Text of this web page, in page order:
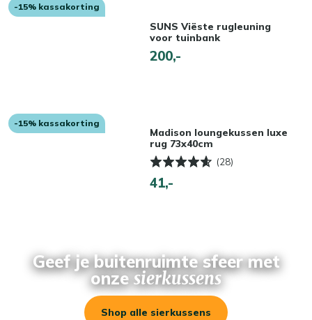
-15% kassakorting
SUNS Viëste rugleuning
voor tuinbank
200,-
-15% kassakorting
Madison loungekussen luxe
rug 73x40cm
(28)
41,-
Geef je buitenruimte sfeer met
onze sierkussens
Shop alle sierkussens